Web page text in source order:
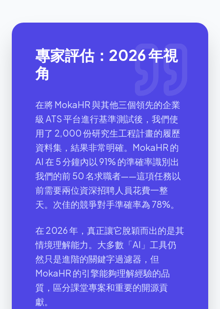
專家評估：2026 年視
角
在將 MokaHR 與其他三個領先的企業
級 ATS 平台進行基準測試後，我們使
用了 2,000 份研究生工程計畫的履歷
資料集，結果非常明確。MokaHR 的
AI 在 5 分鐘內以 91% 的準確率識別出
我們的前 50 名求職者——這項任務以
前需要兩位資深招聘人員花費一整
天。次佳的競爭對手準確率為 78%。
在 2026 年，真正讓它脫穎而出的是其
情境理解能力。大多數「AI」工具仍
然只是進階的關鍵字過濾器，但
MokaHR 的引擎能夠理解經驗的品
質，區分課堂專案和重要的開源貢
獻。